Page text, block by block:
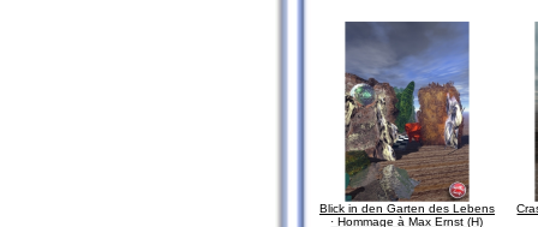
Blick in den Garten des Lebens
· Hommage à Max Ernst (H)